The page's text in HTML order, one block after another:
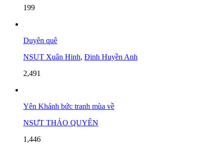
199
Duyên quê
NSUT Xuân Hinh, Đinh Huyền Anh
2,491
Yên Khánh bức tranh mùa về
NSƯT THẢO QUYÊN
1,446